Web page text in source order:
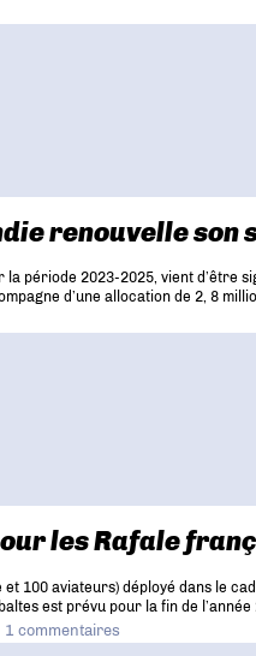
renouvelle son
période 2023-2025, vient d’être
d’une allocation de 2, 8
les Rafale
100 aviateurs) déployé dans le
est prévu pour la fin de l’année
1 commentaires